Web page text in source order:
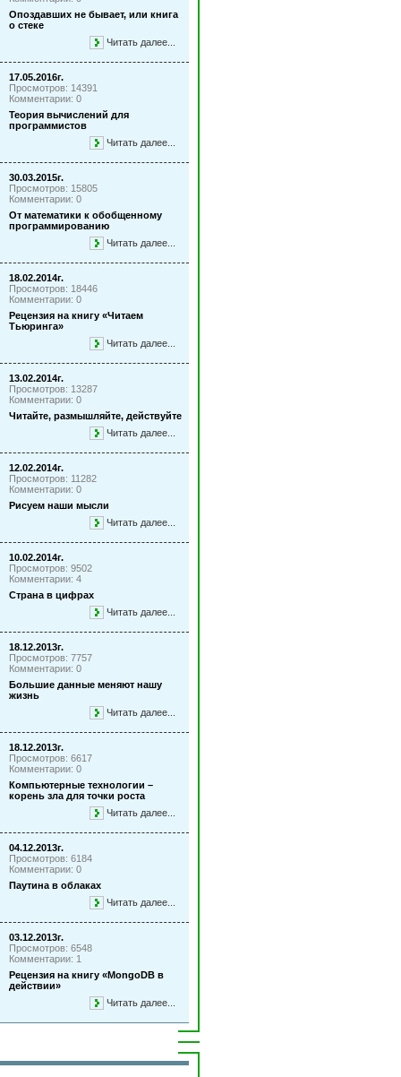
Опоздавших не бывает, или книга
о стеке
Читать далее...
17.05.2016г.
Просмотров: 14391
Комментарии: 0
Теория вычислений для
программистов
Читать далее...
30.03.2015г.
Просмотров: 15805
Комментарии: 0
От математики к обобщенному
программированию
Читать далее...
18.02.2014г.
Просмотров: 18446
Комментарии: 0
Рецензия на книгу «Читаем
Тьюринга»
Читать далее...
13.02.2014г.
Просмотров: 13287
Комментарии: 0
Читайте, размышляйте, действуйте
Читать далее...
12.02.2014г.
Просмотров: 11282
Комментарии: 0
Рисуем наши мысли
Читать далее...
10.02.2014г.
Просмотров: 9502
Комментарии: 4
Страна в цифрах
Читать далее...
18.12.2013г.
Просмотров: 7757
Комментарии: 0
Большие данные меняют нашу
жизнь
Читать далее...
18.12.2013г.
Просмотров: 6617
Комментарии: 0
Компьютерные технологии –
корень зла для точки роста
Читать далее...
04.12.2013г.
Просмотров: 6184
Комментарии: 0
Паутина в облаках
Читать далее...
03.12.2013г.
Просмотров: 6548
Комментарии: 1
Рецензия на книгу «MongoDB в
действии»
Читать далее...